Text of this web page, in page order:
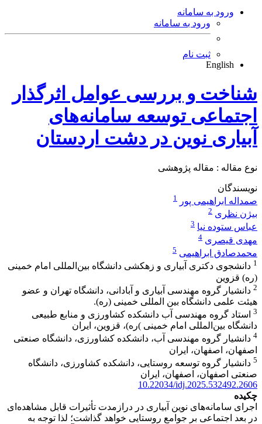
ورود به سامانه
ورود به سامانه
ثبت نام
English
شناخت و بررسی عوامل اثرگذار
اجتماعی توسعه سامانه‌های
آبیاری نوین در دشت اردستان
نوع مقاله : مقاله پژوهشی
نویسندگان
صمداله ابراهیمی پور
1
بیژن نظری 2
عباس ستوده نیا 3
مهدی قیصری 4
محمدصادق ابراهیمی 5
1 دانشجوی دکتری آبیاری و زهکشی دانشگاه بین‌المللی امام خمینی
(ره) قزوین
2 دانشیار گروه مهندسی آبیاری و آبادانی، دانشگاه تهران و عضو
هیئت علمی دانشگاه بین المللی خمینی (ره).
3 استاد گروه مهندسی آب دانشکده کشاورزی و منابع طبیعی
دانشگاه بین‌المللی امام خمینی )ره)، قزوین، ایران
4 دانشیار گروه مهندسی آب، دانشکده کشاورزی، دانشگاه صنعتی
اصفهان، اصفهان، ایران
5 دانشیار گروه توسعه روستایی، دانشکده کشاورزی، دانشگاه
صنعتی اصفهان، اصفهان، ایران
10.22034/idj.2025.532492.2606
چکیده
اجرای سامانه‌های نوین آبیاری در درازمدت تأثیرات قابل مشاهده‌ای
در بعد اجتماعی بر جوامع روستایی خواهد گذاشت؛ لذا توجه به